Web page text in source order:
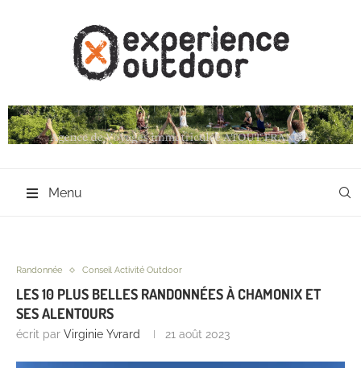
Menu
Randonnée Conseil Activité Outdoor
LES 10 PLUS BELLES RANDONNÉES À CHAMONIX ET
SES ALENTOURS
écrit par Virginie Yvrard 21 août 2023